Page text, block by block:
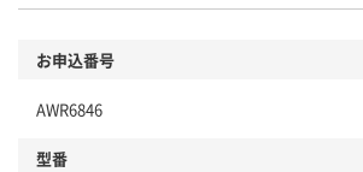
お申込番号
AWR6846
型番